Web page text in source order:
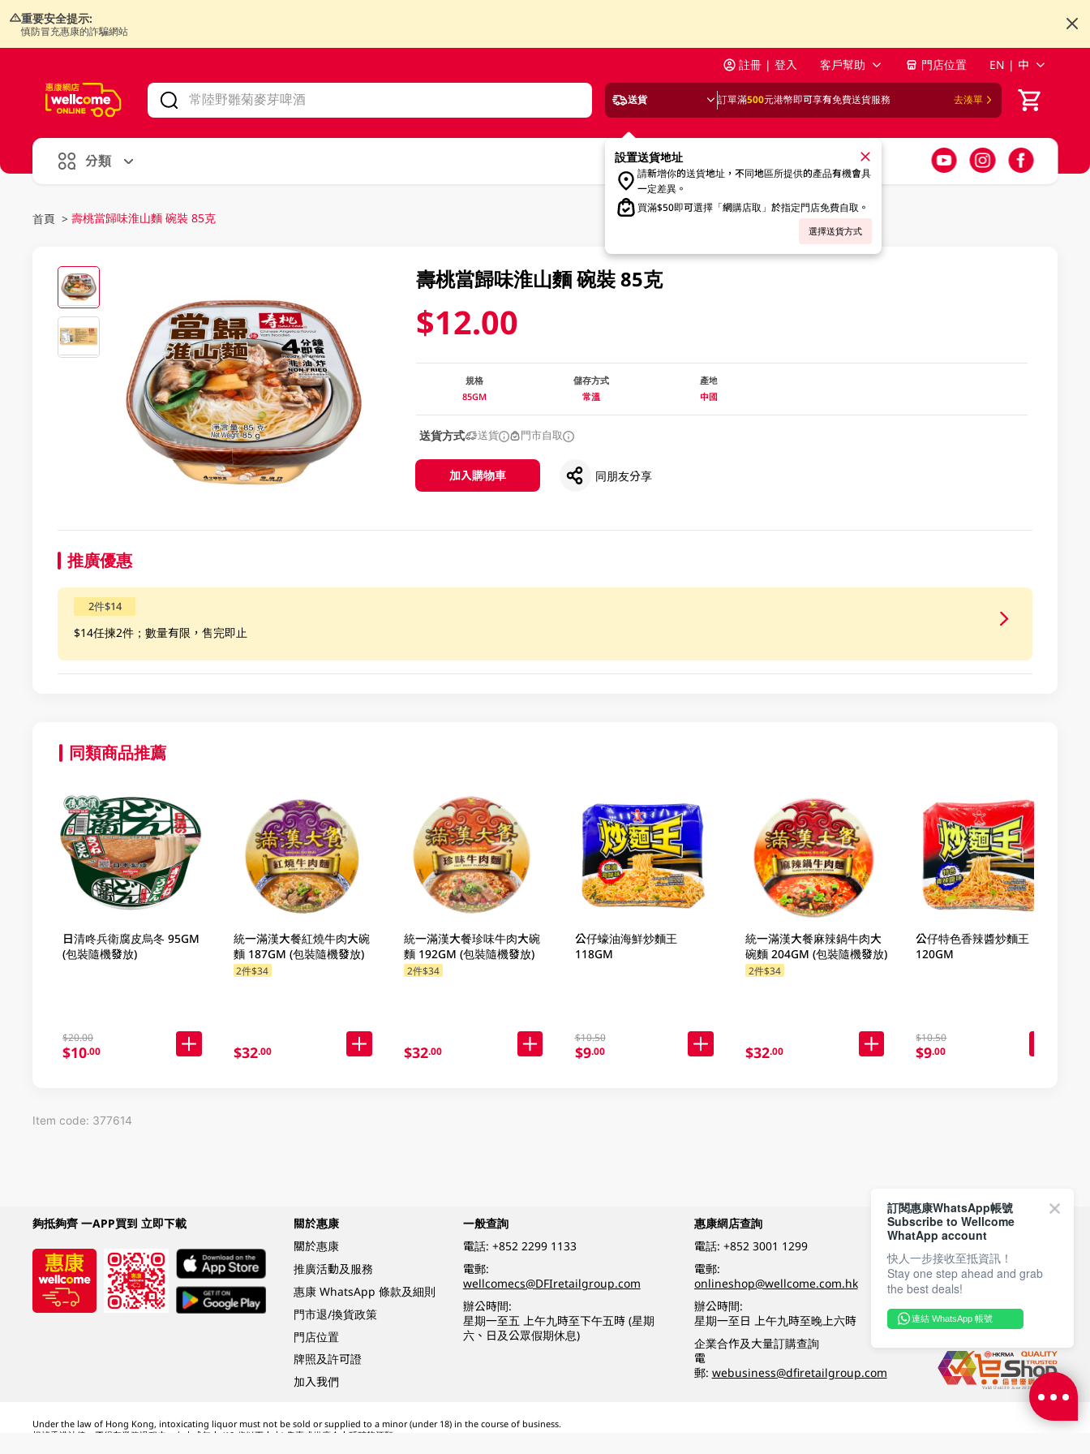
重要安全提示:
慎防冒充惠康的詐騙網站
註冊 | 登入 客戶幫助 門店位置 EN | 中
送貨 訂單滿500元港幣即可享有免費送貨服務 去湊單
設置送貨地址
請新增你的送貨地址，不同地區所提供的產品有機會具
一定差異。
買滿$50即可選擇「網購店取」於指定門店免費自取。
選擇送貨方式
分類
首頁 > 壽桃當歸味淮山麵 碗裝 85克
壽桃當歸味淮山麵 碗裝 85克
$12.00
規格
85GM
儲存方式
常溫
產地
中國
送貨方式 送貨 門市自取
加入購物車 同朋友分享
推廣優惠
2件$14
$14任揀2件；數量有限，售完即止
同類商品推薦
日清咚兵衛腐皮烏冬 95GM
(包裝隨機發放)
$20.00
$10.00
統一滿漢大餐紅燒牛肉大碗
麵 187GM (包裝隨機發放)
2件$34
$32.00
統一滿漢大餐珍味牛肉大碗
麵 192GM (包裝隨機發放)
2件$34
$32.00
公仔蠔油海鮮炒麵王
118GM
$10.50
$9.00
統一滿漢大餐麻辣鍋牛肉大
碗麵 204GM (包裝隨機發放)
2件$34
$32.00
公仔特色香辣醬炒麵王
120GM
$10.50
$9.00
Item code: 377614
夠抵夠齊 一APP買到 立即下載
關於惠康
關於惠康
推廣活動及服務
惠康 WhatsApp 條款及細則
門市退/換貨政策
門店位置
牌照及許可證
加入我們
一般查詢
電話: +852 2299 1133
電郵:
wellcomecs@DFIretailgroup.com
辦公時間:
星期一至五 上午九時至下午五時 (星期
六、日及公眾假期休息)
惠康網店查詢
電話: +852 3001 1299
電郵:
onlineshop@wellcome.com.hk
辦公時間:
星期一至日 上午九時至晚上六時
企業合作及大量訂購查詢
電
郵: webusiness@dfiretailgroup.com
付款方式
關注我們
Under the law of Hong Kong, intoxicating liquor must not be sold or supplied to a minor (under 18) in the course of business.
根據香港法律，不得在業務過程中，向未成年人 (18 歲以下人士) 售賣或供應令人醺醉的酒類。
訂閱惠康WhatsApp帳號
Subscribe to Wellcome
WhatApp account
快人一步接收至抵資訊！
Stay one step ahead and grab
the best deals!
連結 WhatsApp 帳號